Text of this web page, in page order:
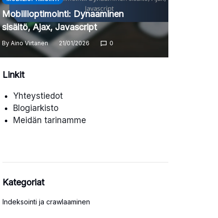
Mobiilioptimointi: Dynaaminen
sisältö, Ajax, Javascript
By Aino Virtanen 21/01/2026 0
Linkit
Yhteystiedot
Blogiarkisto
Meidän tarinamme
Kategoriat
Indeksointi ja crawlaaminen